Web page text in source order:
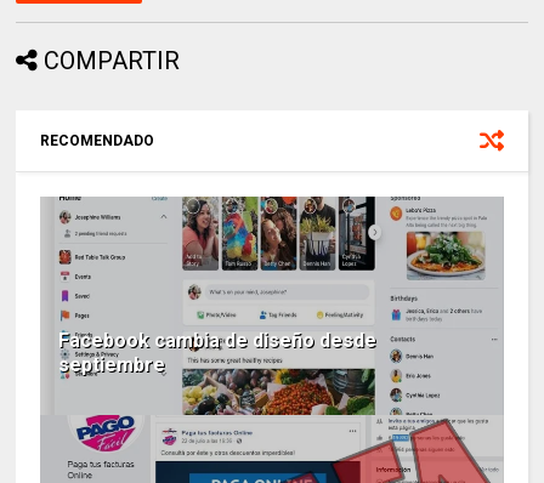
COMPARTIR
RECOMENDADO
Facebook cambia de diseño desde
septiembre